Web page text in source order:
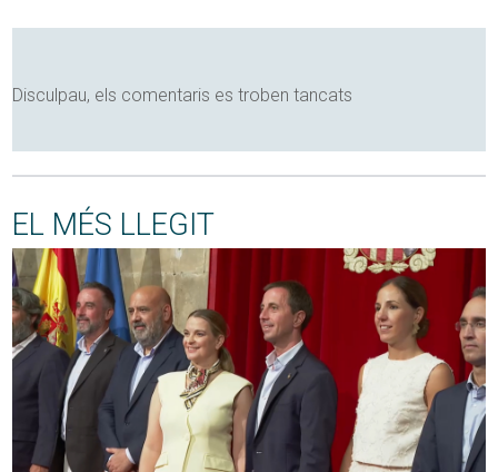
Disculpau, els comentaris es troben tancats
EL MÉS LLEGIT